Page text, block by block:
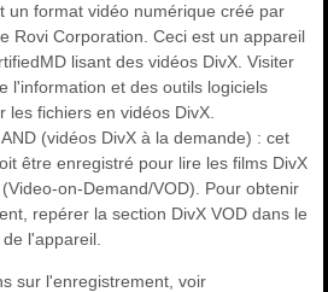
un format vidéo numérique créé par
Rovi Corporation. Ceci est un appareil
lisant des vidéos DivX. Visiter
l'information et des outils logiciels
les fichiers en vidéos DivX.
(vidéos DivX à la demande) : cet
être enregistré pour lire les films DivX
on-Demand/VOD). Pour obtenir
repérer la section DivX VOD dans le
l'appareil.
sur l'enregistrement, voir